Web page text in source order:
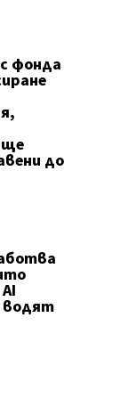
фонда
ще
до
водят